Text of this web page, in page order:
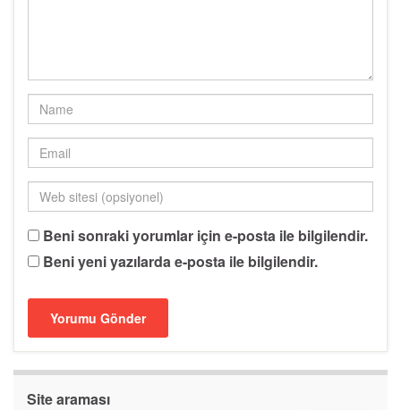
Beni sonraki yorumlar için e-posta ile bilgilendir.
Beni yeni yazılarda e-posta ile bilgilendir.
Site araması